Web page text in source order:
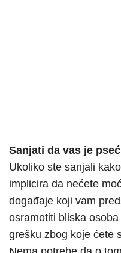
Sanjati da vas je
Ukoliko ste sanjali
implicira da nećete
događaje koji vam
osramotiti bliska
grešku zbog koje ćete